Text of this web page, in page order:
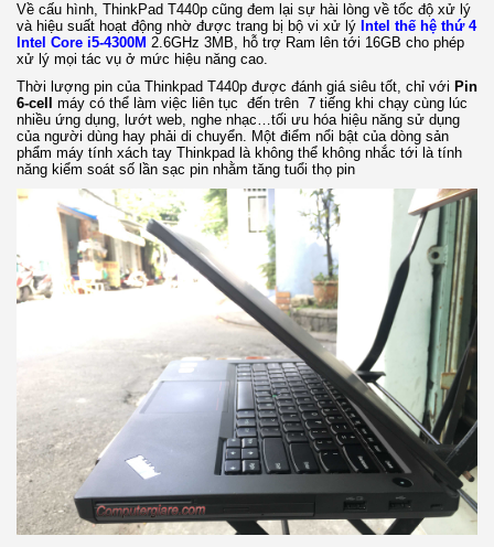
Về cấu hình, ThinkPad T440p cũng đem lại sự hài lòng về tốc độ xử lý
và hiệu suất hoạt động nhờ được trang bị bộ vi xử lý Intel thế hệ thứ 4
Intel Core i5-4300M 2.6GHz 3MB, hỗ trợ Ram lên tới 16GB cho phép
xử lý mọi tác vụ ở mức hiệu năng cao.
Thời lượng pin của Thinkpad T440p được đánh giá siêu tốt, chỉ với Pin
6-cell
máy có thể làm việc liên tục đến trên 7 tiếng khi chạy cùng lúc
nhiều ứng dụng, lướt web, nghe nhạc…tối ưu hóa hiệu năng sử dụng
của người dùng hay phải di chuyển. Một điểm nổi bật của dòng sản
phẩm máy tính xách tay Thinkpad là không thể không nhắc tới là tính
năng kiểm soát số lần sạc pin nhằm tăng tuổi thọ pin